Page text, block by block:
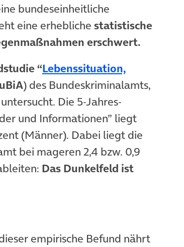
bundeseinheitliche
eine erhebliche statistische
erschwert.
“Lebenssituation,
in neuem Tab)
) des Bundeskriminalamts,
Die 5-Jahres-
und Informationen” liegt
(Männer). Dabei liegt die
bei mageren 2,4 bzw. 0,9
Das Dunkelfeld ist
empirische Befund nährt